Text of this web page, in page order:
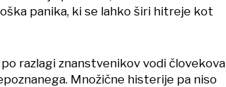
panika, ki se lahko širi hitreje kot
razlagi znanstvenikov vodi človekova
Množične histerije pa niso